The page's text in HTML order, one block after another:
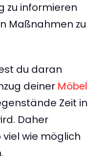
zu informieren
Maßnahmen zu
du daran
deiner Möbel
Zeit in
Daher
wie möglich